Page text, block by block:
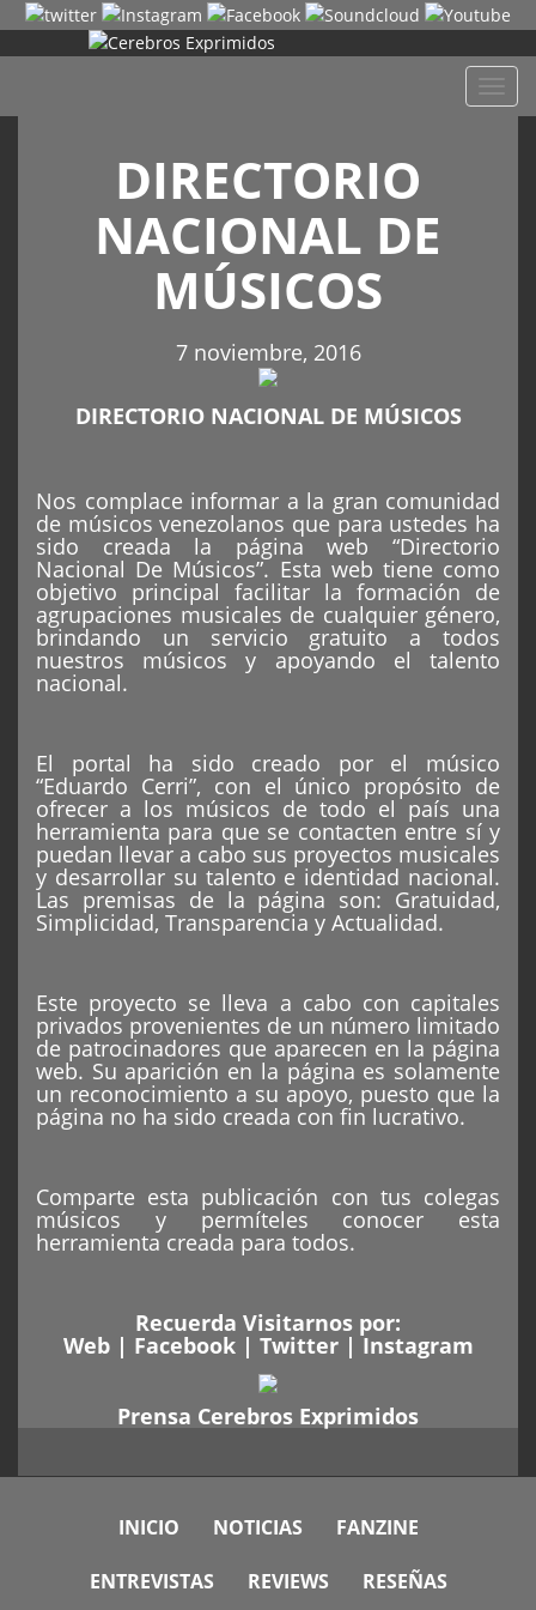
DIRECTORIO
NACIONAL DE
MÚSICOS
7 noviembre, 2016
DIRECTORIO NACIONAL DE MÚSICOS
Nos complace informar a la gran comunidad
de músicos venezolanos que para ustedes ha
sido creada la página web “Directorio
Nacional De Músicos”. Esta web tiene como
objetivo principal facilitar la formación de
agrupaciones musicales de cualquier género,
brindando un servicio gratuito a todos
nuestros músicos y apoyando el talento
nacional.
El portal ha sido creado por el músico
“Eduardo Cerri”, con el único propósito de
ofrecer a los músicos de todo el país una
herramienta para que se contacten entre sí y
puedan llevar a cabo sus proyectos musicales
y desarrollar su talento e identidad nacional.
Las premisas de la página son: Gratuidad,
Simplicidad, Transparencia y Actualidad.
Este proyecto se lleva a cabo con capitales
privados provenientes de un número limitado
de patrocinadores que aparecen en la página
web. Su aparición en la página es solamente
un reconocimiento a su apoyo, puesto que la
página no ha sido creada con fin lucrativo.
Comparte esta publicación con tus colegas
músicos y permíteles conocer esta
herramienta creada para todos.
Recuerda Visitarnos por:
Web| Facebook| Twitter| Instagram
Prensa Cerebros Exprimidos
INICIO NOTICIAS FANZINE
ENTREVISTAS REVIEWS RESEÑAS